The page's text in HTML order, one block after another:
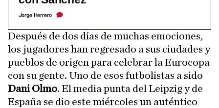
Jorge Herrero
Después de dos días de muchas emociones,
los jugadores han regresado a sus ciudades y
pueblos de origen para celebrar la Eurocopa
con su gente. Uno de esos futbolistas a sido
Dani Olmo. El media punta del Leipzig y de
España se dio este miércoles un auténtico